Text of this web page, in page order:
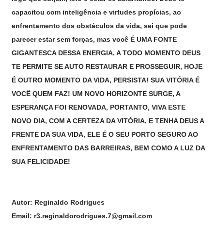
capacitou com inteligência e virtudes propícias, ao
enfrentamento dos obstáculos da vida, sei que pode
parecer estar sem forças, mas você É UMA FONTE
GIGANTESCA DESSA ENERGIA, A TODO MOMENTO DEUS
TE PERMITE SE AUTO RESTAURAR E PROSSEGUIR, HOJE
É OUTRO MOMENTO DA VIDA, PERSISTA! SUA VITÓRIA É
VOCÊ QUEM FAZ! UM NOVO HORIZONTE SURGE, A
ESPERANÇA FOI RENOVADA, PORTANTO, VIVA ESTE
NOVO DIA, COM A CERTEZA DA VITÓRIA, E TENHA DEUS A
FRENTE DA SUA VIDA, ELE É O SEU PORTO SEGURO AO
ENFRENTAMENTO DAS BARREIRAS, BEM COMO A LUZ DA
SUA FELICIDADE!
Autor: Reginaldo Rodrigues
Email: r3.reginaldorodrigues.7@gmail.com